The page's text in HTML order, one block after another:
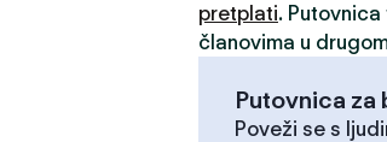
pretplati.
članovima u
Putovnica za
Poveži se s